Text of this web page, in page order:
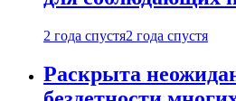
2 года спустя2 года спустя
Раскрыта